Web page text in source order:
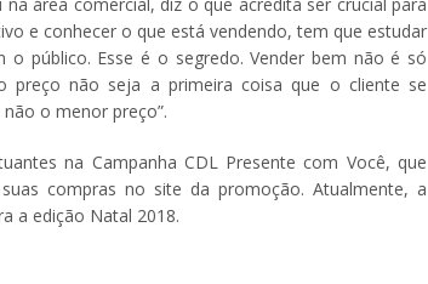
e conhecer o que está vendendo, tem que estudar
público. Esse é o segredo. Vender bem não é só
preço não seja a primeira coisa que o cliente se
o menor preço”.
na Campanha CDL Presente com Você, que
compras no site da promoção. Atualmente, a
a edição Natal 2018.